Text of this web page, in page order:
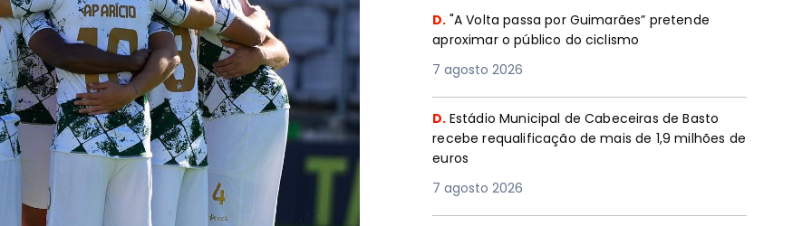
D. "A Volta passa por Guimarães” pretende
aproximar o público do ciclismo
7 agosto 2026
D. Estádio Municipal de Cabeceiras de Basto
recebe requalificação de mais de 1,9 milhões de
euros
7 agosto 2026